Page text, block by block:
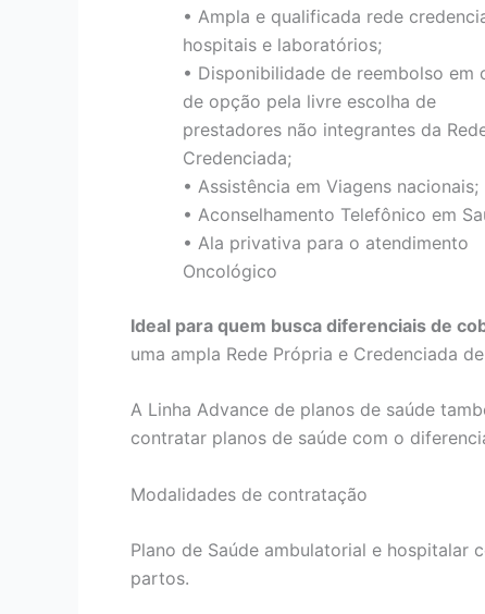
• Ampla e qualificada rede
hospitais e laboratórios;
• Disponibilidade de reembolso em
de opção pela livre escolha de
prestadores não integrantes da
Credenciada;
• Assistência em Viagens nacionais;
• Aconselhamento Telefônico em
• Ala privativa para o atendimento
Oncológico
Ideal para quem busca diferenciais de
uma ampla Rede Própria e Credenciada
A Linha Advance de planos de saúde
contratar planos de saúde com o
Modalidades de contratação
Plano de Saúde ambulatorial e hospitalar
partos.